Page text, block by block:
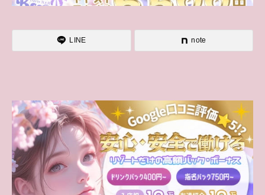
LINE note